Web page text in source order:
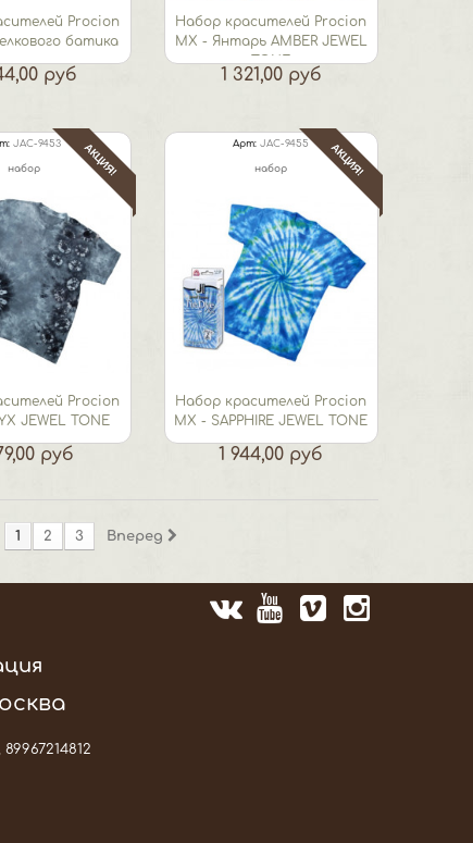
Procion
батика
руб
Набор красителей Procion
МХ - Янтарь AMBER JEWEL
TONE
1 321,00 руб
JAC-9453
набор
Procion
JEWEL TONE
АКЦИЯ!
руб
Арт: JAC-9455
набор
Набор красителей Procion
МХ - SAPPHIRE JEWEL TONE
АКЦИЯ!
1 944,00 руб
1 2 3 Вперед
89967214812